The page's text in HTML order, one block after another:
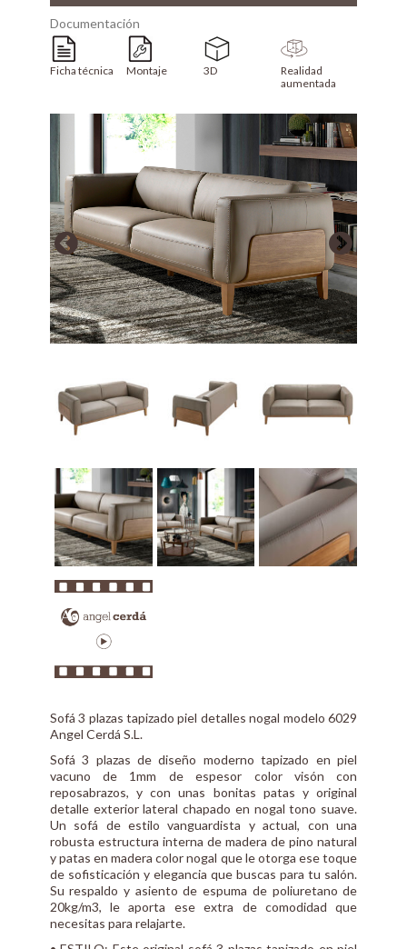
Documentación
Ficha técnica Montaje 3D
Realidad
aumentada
Sofá 3 plazas tapizado piel detalles nogal modelo 6029
Angel Cerdá S.L.
Sofá 3 plazas de diseño moderno tapizado en piel
vacuno de 1mm de espesor color visón con
reposabrazos, y con unas bonitas patas y original
detalle exterior lateral chapado en nogal tono suave.
Un sofá de estilo vanguardista y actual, con una
robusta estructura interna de madera de pino natural
y patas en madera color nogal que le otorga ese toque
de sofisticación y elegancia que buscas para tu salón.
Su respaldo y asiento de espuma de poliuretano de
20kg/m3, le aporta ese extra de comodidad que
necesitas para relajarte.